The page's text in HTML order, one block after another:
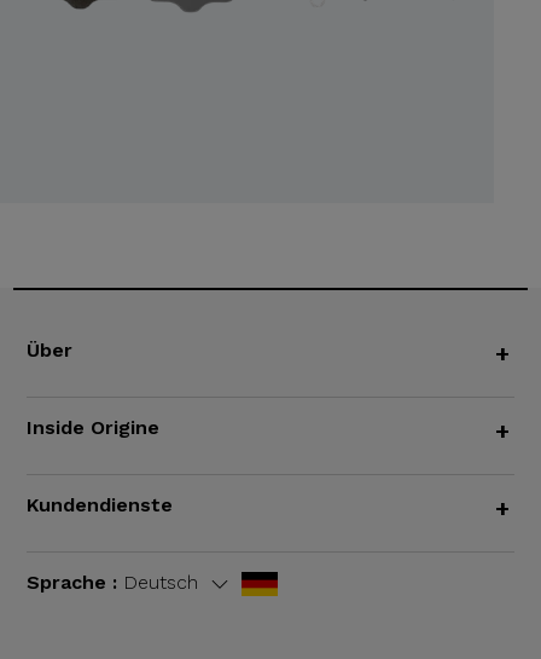
Über +
Inside Origine +
Kundendienste +
Sprache : Deutsch